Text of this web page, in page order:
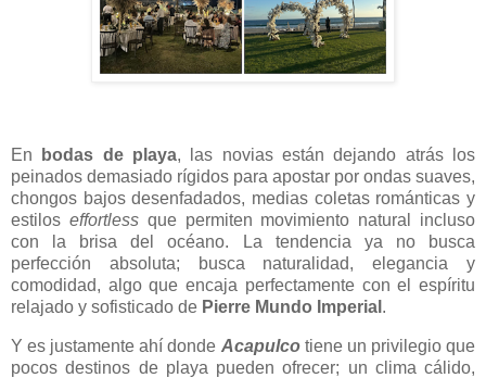
En bodas de playa, las novias están dejando atrás los
peinados demasiado rígidos para apostar por ondas suaves,
chongos bajos desenfadados, medias coletas románticas y
estilos effortlessque permiten movimiento natural incluso
con la brisa del océano. La tendencia ya no busca
perfección absoluta; busca naturalidad, elegancia y
comodidad, algo que encaja perfectamente con el espíritu
relajado y sofisticado de Pierre Mundo Imperial .
Y es justamente ahí donde Acapulcotiene un privilegio que
pocos destinos de playa pueden ofrecer; un clima cálido,